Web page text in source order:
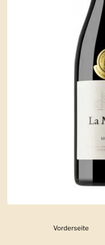
Zeige Folie 1
Vorderseite